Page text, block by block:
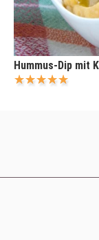
Hummus-Dip mit